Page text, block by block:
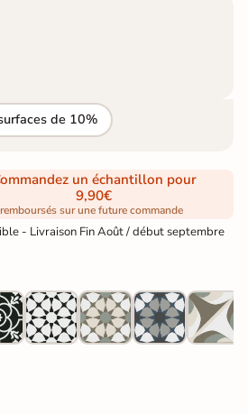
de 10%
un échantillon pour
9,90€
sur une future commande
- Livraison Fin Août / début septembre